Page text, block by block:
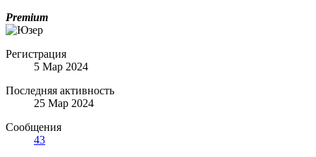
Premium
Регистрация
5 Мар 2024
Последняя активность
25 Мар 2024
Сообщения
43